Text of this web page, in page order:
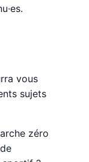
vous
sujets
zéro